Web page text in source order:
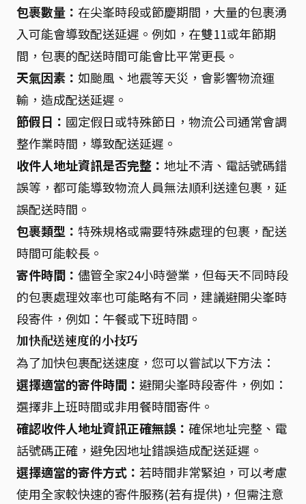
包裹數量： 在尖峯時段或節慶期間，大量的包裹湧
入可能會導致配送延遲。例如，在雙11或年節期
間，包裹的配送時間可能會比平常更長。
天氣因素： 如颱風、地震等天災，會影響物流運
輸，造成配送延遲。
節假日： 國定假日或特殊節日，物流公司通常會調
整作業時間，導致配送延遲。
收件人地址資訊是否完整： 地址不清、電話號碼錯
誤等，都可能導致物流人員無法順利送達包裹，延
誤配送時間。
包裹類型： 特殊規格或需要特殊處理的包裹，配送
時間可能較長。
寄件時間： 儘管全家24小時營業，但每天不同時段
的包裹處理效率也可能略有不同，建議避開尖峯時
段寄件，例如：午餐或下班時間。
加快配送速度的小技巧
為了加快包裹配送速度，您可以嘗試以下方法：
選擇適當的寄件時間： 避開尖峯時段寄件，例如：
選擇非上班時間或非用餐時間寄件。
確認收件人地址資訊正確無誤： 確保地址完整、電
話號碼正確，避免因地址錯誤造成配送延遲。
選擇適當的寄件方式： 若時間非常緊迫，可以考慮
使用全家較快速的寄件服務(若有提供)，但需注意